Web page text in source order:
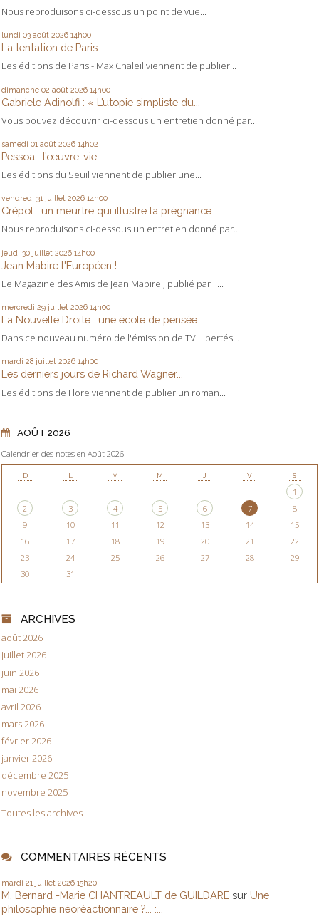
Nous reproduisons ci-dessous un point de vue...
lundi 03 août 2026 14h00
La tentation de Paris...
Les éditions de Paris - Max Chaleil viennent de publier...
dimanche 02 août 2026 14h00
Gabriele Adinolfi : « L’utopie simpliste du...
Vous pouvez découvrir ci-dessous un entretien donné par...
samedi 01 août 2026 14h02
Pessoa : l’œuvre-vie...
Les éditions du Seuil viennent de publier une...
vendredi 31 juillet 2026 14h00
Crépol : un meurtre qui illustre la prégnance...
Nous reproduisons ci-dessous un entretien donné par...
jeudi 30 juillet 2026 14h00
Jean Mabire l'Européen !...
Le Magazine des Amis de Jean Mabire , publié par l'...
mercredi 29 juillet 2026 14h00
La Nouvelle Droite : une école de pensée...
Dans ce nouveau numéro de l'émission de TV Libertés...
mardi 28 juillet 2026 14h00
Les derniers jours de Richard Wagner...
Les éditions de Flore viennent de publier un roman...
AOÛT 2026
Calendrier des notes en Août 2026
D L M M J V S
1
2
3 4 5 6 7
8
9
10 11 12 13 14
15
16
17 18 19 20 21
22
23
24 25 26 27 28
29
30
31
ARCHIVES
août 2026
juillet 2026
juin 2026
mai 2026
avril 2026
mars 2026
février 2026
janvier 2026
décembre 2025
novembre 2025
Toutes les archives
COMMENTAIRES RÉCENTS
mardi 21 juillet 2026 15h20
M. Bernard -Marie CHANTREAULT de GUILDARE sur Une
philosophie néoréactionnaire ?... :...